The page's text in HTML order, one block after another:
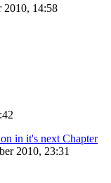
2010, 14:58
in it's next Chapter
2010, 23:31